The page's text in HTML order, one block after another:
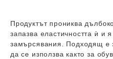
Продуктът прониква
запазва еластичността ѝ и
замърсявания. Подходящ е
да се използва както за